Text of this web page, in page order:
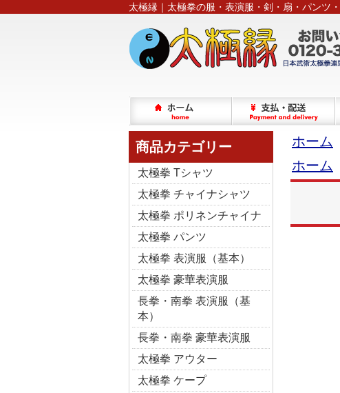
太極縁｜太極拳の服・表演服・剣・扇・パンツ
商品カテゴリー
太極拳 Tシャツ
太極拳 チャイナシャツ
太極拳 ポリネンチャイナ
太極拳 パンツ
太極拳 表演服（基本）
太極拳 豪華表演服
長拳・南拳 表演服（基
本）
長拳・南拳 豪華表演服
太極拳 アウター
太極拳 ケープ
ホーム
ホーム